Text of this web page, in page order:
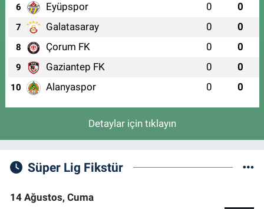
6 Eyüpspor 0 0
7 Galatasaray 0 0
8 Çorum FK 0 0
9 Gaziantep FK 0 0
10 Alanyaspor 0 0
Detaylar için tıklayın
Süper Lig Fikstür
14 Ağustos, Cuma